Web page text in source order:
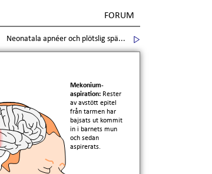
FORUM
Neonatala apnéer och plötslig spä...
Mekonium-
aspiration: Rester
av avstött epitel
från tarmen har
bajsats ut kommit
in i barnets mun
och sedan
aspirerats.